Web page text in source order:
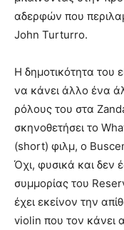
αδερφών που
John Turturro.
Η δημοτικότητα του
να κάνει άλλο ένα
ρόλους του στα
σκηνοθετήσει το
(short) φιλμ, ο
Όχι, φυσικά και δεν
συμμορίας του
έχει εκείνον την
violin που τον κάνει